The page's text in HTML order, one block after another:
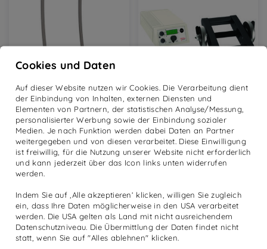
Produktseite
GALILEO HALTEBÜGEL
MIT
TRANSPORTROLLEN
€300,00
IN DEN WARENKORB
GALILEO MANO 30
MIT 1 HANTEL
€3.480,00 inkl. MwSt.
Cookies und Daten
Auf dieser Website nutzen wir Cookies. Die Verarbeitung dient
der Einbindung von Inhalten, externen Diensten und
Elementen von Partnern, der statistischen Analyse/Messung,
personalisierter Werbung sowie der Einbindung sozialer
Medien. Je nach Funktion werden dabei Daten an Partner
weitergegeben und von diesen verarbeitet. Diese Einwilligung
ist freiwillig, für die Nutzung unserer Website nicht erforderlich
und kann jederzeit über das Icon links unten widerrufen
werden.
Indem Sie auf ‚Alle akzeptieren‘ klicken, willigen Sie zugleich
ein, dass Ihre Daten möglicherweise in den USA verarbeitet
werden. Die USA gelten als Land mit nicht ausreichendem
Datenschutzniveau. Die Übermittlung der Daten findet nicht
statt, wenn Sie auf "Alles ablehnen" klicken.